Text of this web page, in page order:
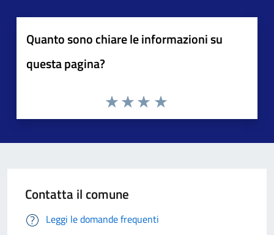
Quanto sono chiare le informazioni su
questa pagina?
Contatta il comune
Leggi le domande frequenti